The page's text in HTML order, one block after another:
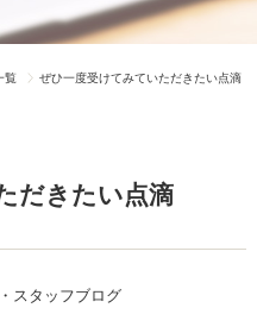
覧
ぜひ一度受けてみていただきたい点滴
だきたい点滴
スタッフブログ